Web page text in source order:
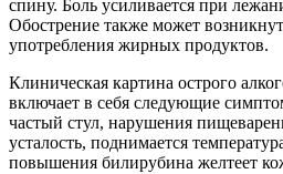
спину. Боль усиливается при
Обострение также может
употребления жирных продуктов.
Клиническая картина острого
включает в себя следующие
частый стул, нарушения
усталость, поднимается
повышения билирубина желтеет